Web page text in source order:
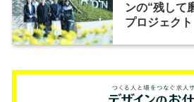
ンの“残して
プロジェクト